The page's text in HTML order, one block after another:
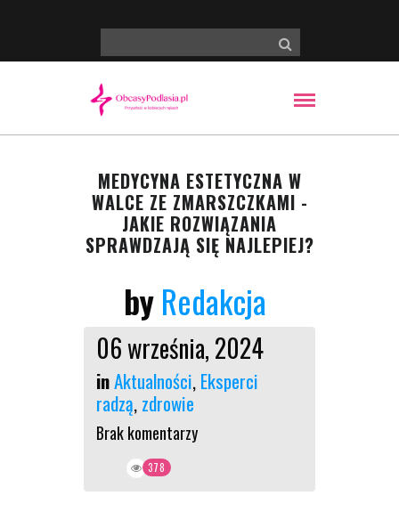
MEDYCYNA ESTETYCZNA W
WALCE ZE ZMARSZCZKAMI -
JAKIE ROZWIĄZANIA
SPRAWDZAJĄ SIĘ NAJLEPIEJ?
byRedakcja
06 września, 2024
inAktualności,Eksperci
radzą,zdrowie
Brak komentarzy
378